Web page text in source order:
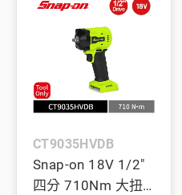
CT9035HVDB
Snap-on 18V 1/2"
四分 710Nm 大扭